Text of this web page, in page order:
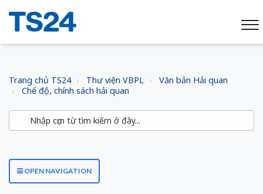
Trang chủ TS24 Thư viện VBPL
Văn bản Hải quan
Chế độ, chính sách hải quan
OPEN NAVIGATION